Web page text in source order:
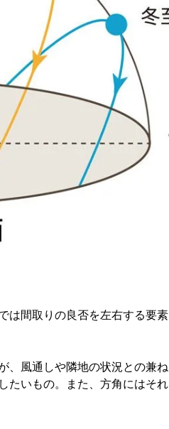
は間取りの良否を左右する要素
、風通しや隣地の状況との兼ね
たいもの。また、方角にはそれ